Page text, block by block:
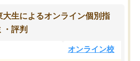
大生によるオンライン個別指
評判
オンライン校